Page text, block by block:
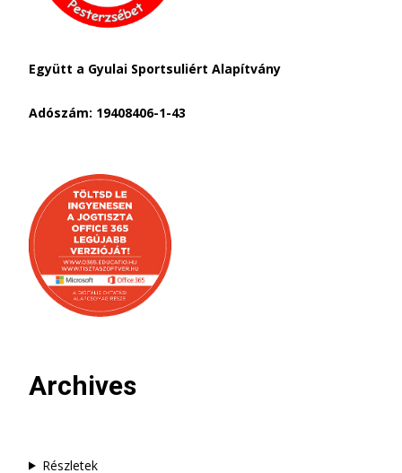
Együtt a Gyulai Sportsuliért Alapítvány
Adószám: 19408406-1-43
Archives
Részletek